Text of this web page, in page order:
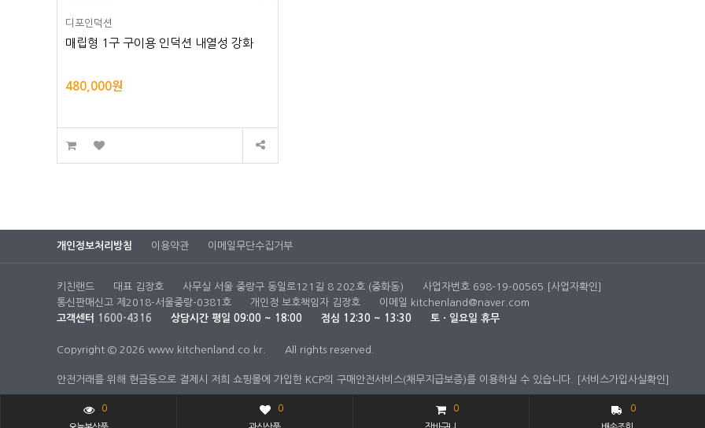
0
0
0
0
디포인덕션
매립형 1구 구이용 인덕션 내열성 강화
480,000원
개인정보처리방침 이용약관 이메일무단수집거부
키친랜드 대표 김장호 사무실 서울 중랑구 동일로121길 8 202호 (중화동) 사업자번호 698-19-00565
[사업자확인]
통신판매신고 제2018-서울중랑-0381호
개인정 보호책임자 김장호 이메일
kitchenland@naver.com
고객센터
1600-4316 상담시간 평일 09:00 ~ 18:00 점심 12:30 ~ 13:30 토ㆍ일요일 휴무
Copyright © 2026 www.kitchenland.co.kr. All rights reserved.
안전거래를 위해 현금등으로 결제시 저희 쇼핑몰에 가입한 KCP의 구매안전서비스(채무지급보증)를 이용하실 수 있습니다. [서비스가입사실확인]